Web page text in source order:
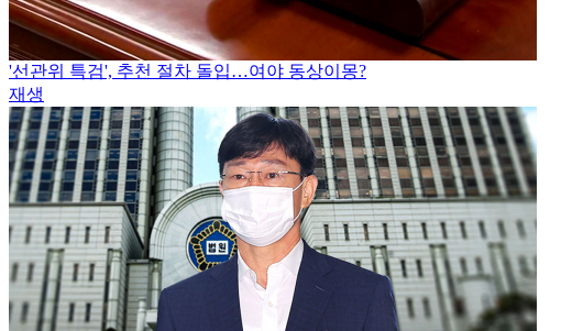
'선관위 특검', 추천 절차 돌입…여야 동상이몽?
재생